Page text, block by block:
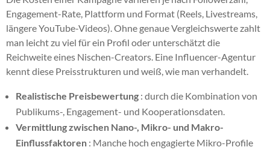
Engagement-Rate, Plattform und Format (Reels, Livestreams,
längere YouTube-Videos). Ohne genaue Vergleichswerte zahlt
man leicht zu viel für ein Profil oder unterschätzt die
Reichweite eines Nischen-Creators. Eine Influencer-Agentur
kennt diese Preisstrukturen und weiß, wie man verhandelt.
Realistische Preisbewertung : durch die Kombination von
Publikums-, Engagement- und Kooperationsdaten.
Vermittlung zwischen Nano-, Mikro- und Makro-
Einflussfaktoren : Manche hoch engagierte Mikro-Profile